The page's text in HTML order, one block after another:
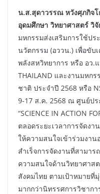
น.ส.สุดาวรรณ หวังศุภกิจ
อุดมศึกษา วิทยาศาสตร์ วิ
มหกรรมส่งเสริมการใช้ป
นวัตกรรม (อววน.) เพื่อขับ
พลังสหวิทยาการ หรือ อว.แ
THAILAND และงานมหก
ชาติ ประจำปี 2568 หรือ
9-17 ส.ค. 2568 ณ ศูนย์ป
“SCIENCE IN ACTION
ตลอดระยะเวลาการจัดง
ให้ความสนใจเข้าร่วมงา
สำเร็จการจัดงานที่สามา
ความสนใจด้านวิทยาศาส
สังคมไทย ตามเป้าหมายที่
มากกว่านิทรรศการวิชาก